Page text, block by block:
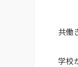
共働
学校